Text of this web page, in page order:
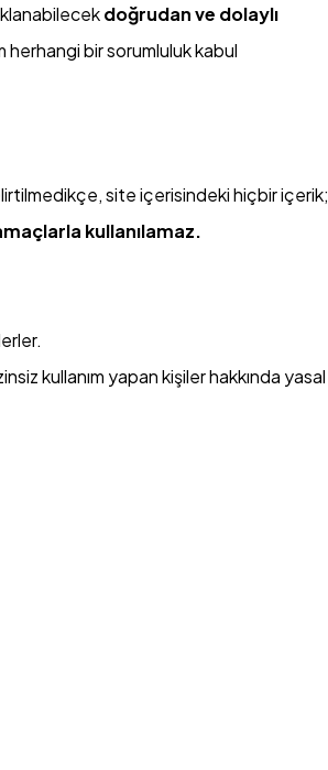
doğrudan ve dolaylı
bir sorumluluk kabul
site içerisindeki hiçbir içerik;
kullanılamaz.
kullanım yapan kişiler hakkında yasal